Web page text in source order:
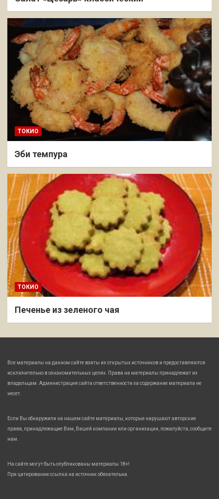
ТОКИО
Эби темпура
ТОКИО
Печенье из зеленого чая
Все материалы на данном сайте взяты из открытых источников и предоставляются
исключительно в ознакомительных целях. Права на материалы принадлежат их
владельцам. Администрация сайта ответственности за содержание материала не
несет.
Если Вы обнаружили на нашем сайте материалы, которые нарушают авторские
права, принадлежащие Вам, Вашей компании или организации, пожалуйста, сообщите
нам.
На сайте могут быть опубликованы материалы 18+!
При цитировании ссылка на источник обязательна.